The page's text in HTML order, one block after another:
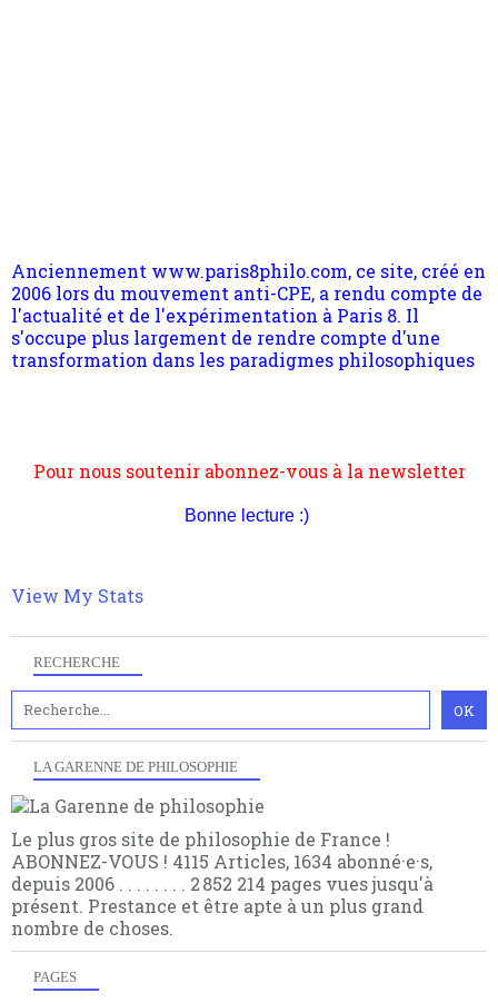
RECHERCHE
LA GARENNE DE PHILOSOPHIE
Le plus gros site de philosophie de France !
ABONNEZ-VOUS ! 4115 Articles, 1634 abonné·e·s,
depuis 2006 . . . . . . . . 2 852 214 pages vues jusqu'à
présent. Prestance et être apte à un plus grand
nombre de choses.
PAGES
s'occupe plus largement de rendre compte d'une
transformation dans les paradigmes philosophiques
suivant la pensée du Dehors ou du Surpli, omme la
nomme les métaphysiciens classique. Nous avons
quant à nous déjà basculé d'emblée dans la modernité
articles pour être apte à un plus grand nombre de
hésitation, partagez le contenu sur les réseaux et si
Bonne lecture :)
View My Stats